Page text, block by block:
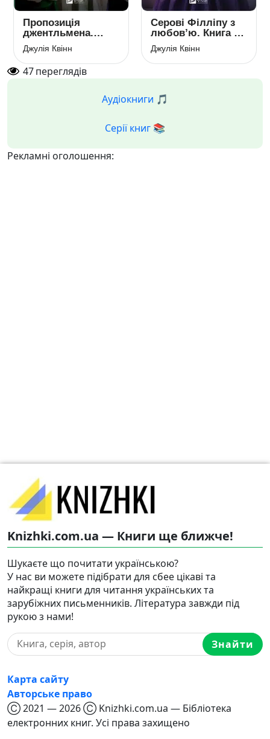
Пропозиція
джентльмена.
Книга 3
(Бріджертони)
Джулія Квінн
Серові Філліпу з
любов’ю. Книга 5
(Бріджертони)
Джулія Квінн
47переглядів
Аудіокниги 🎵
Серії книг 📚
Рекламні оголошення:
Knizhki.com.ua — Книги ще ближче!
Шукаєте що почитати українською?
У нас ви можете підібрати для сбее цікаві та
найкращі книги для читання українських та
зарубіжних письменників. Література завжди під
рукою з нами!
Знайти
Карта сайту
Авторське право
Ⓒ 2021 — 2026 Ⓒ Knizhki.com.ua — Бібліотека
електронних книг. Усі права захищено